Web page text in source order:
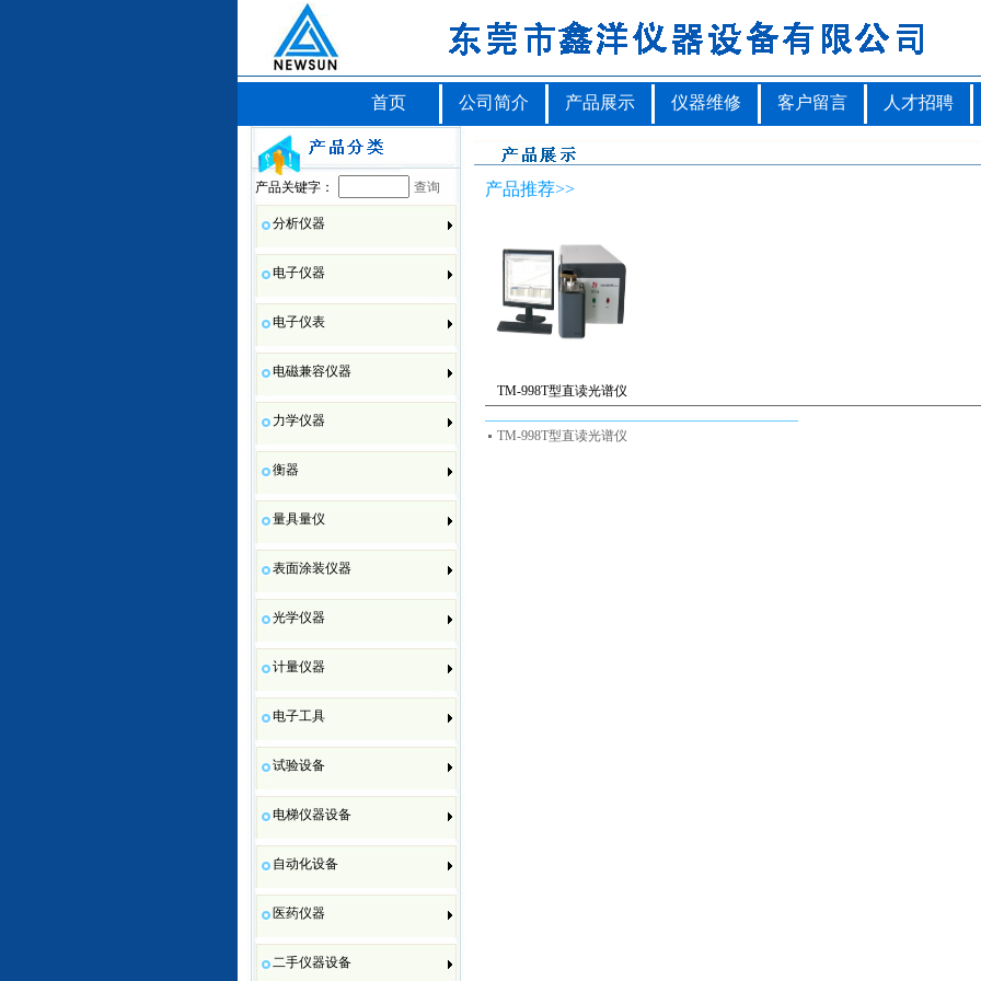
首页 公司简介 产品展示 仪器维修 客户留言 人才招聘
产品关键字： 查询
分析仪器
电子仪器
电子仪表
电磁兼容仪器
力学仪器
衡器
量具量仪
表面涂装仪器
光学仪器
计量仪器
电子工具
试验设备
电梯仪器设备
自动化设备
医药仪器
二手仪器设备
产品推荐>>
TM-998T型直读光谱仪
TM-998T型直读光谱仪